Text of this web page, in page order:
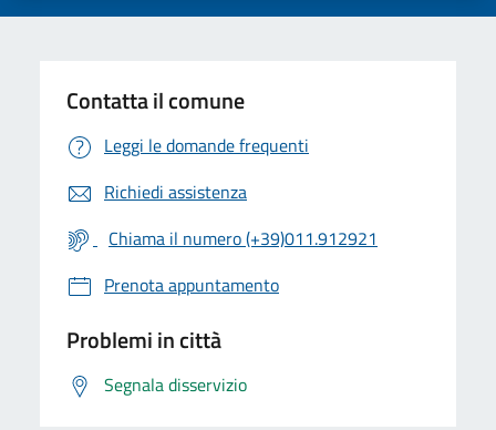
Contatta il comune
Leggi le domande frequenti
Richiedi assistenza
Chiama il numero (+39)011.912921
Prenota appuntamento
Problemi in città
Segnala disservizio